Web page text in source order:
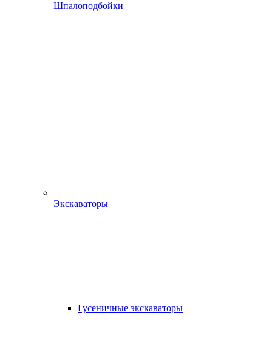
Шпалоподбойки
Экскаваторы
Гусеничные экскаваторы